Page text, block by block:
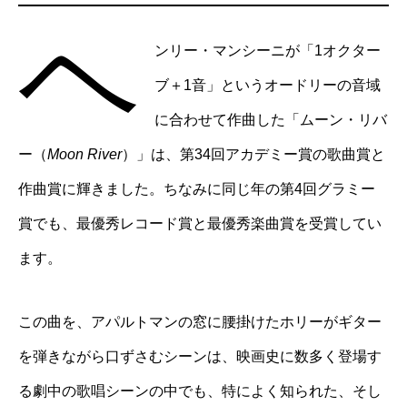
ヘ ンリー・マンシーニが「1オクター
ブ＋1音」というオードリーの音域
に合わせて作曲した「ムーン・リバ
ー（Moon River）」は、第34回アカデミー賞の歌曲賞と
作曲賞に輝きました。ちなみに同じ年の第4回グラミー
賞でも、最優秀レコード賞と最優秀楽曲賞を受賞してい
ます。
この曲を、アパルトマンの窓に腰掛けたホリーがギター
を弾きながら口ずさむシーンは、映画史に数多く登場す
る劇中の歌唱シーンの中でも、特によく知られた、そし